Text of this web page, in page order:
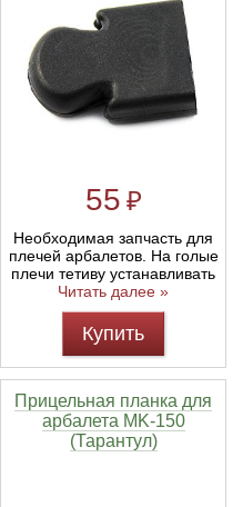
55 ₽
Необходимая запчасть для
плечей арбалетов. На голые
плечи тетиву устанавливать
Читать далее »
Купить
Прицельная планка для
арбалета MK-150
(Тарантул)